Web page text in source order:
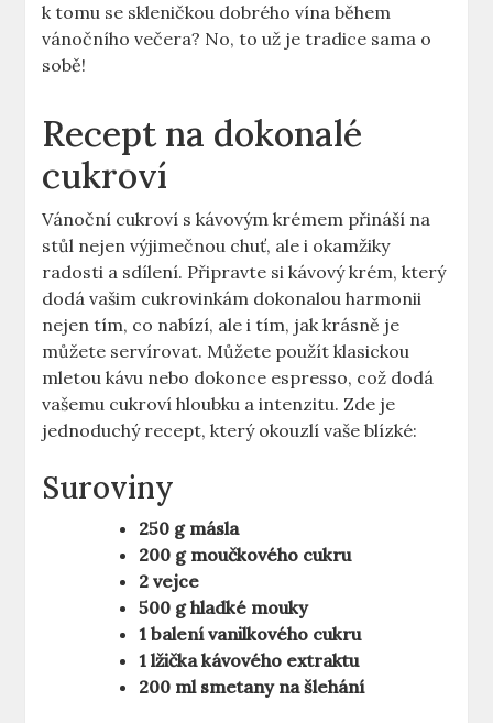
k tomu se skleničkou dobrého vína během
vánočního večera? No, to už je tradice sama o
sobě!
Recept na dokonalé
cukroví
Vánoční cukroví s kávovým krémem přináší na
stůl nejen výjimečnou chuť, ale i okamžiky
radosti a sdílení. Připravte si kávový krém, který
dodá vašim cukrovinkám dokonalou harmonii
nejen tím, co nabízí, ale i tím, jak krásně je
můžete servírovat. Můžete použít klasickou
mletou kávu nebo dokonce espresso, což dodá
vašemu cukroví hloubku a intenzitu. Zde je
jednoduchý recept, který okouzlí vaše blízké:
Suroviny
250 g másla
200 g moučkového cukru
2 vejce
500 g hladké mouky
1 balení vanilkového cukru
1 lžička kávového extraktu
200 ml smetany na šlehání